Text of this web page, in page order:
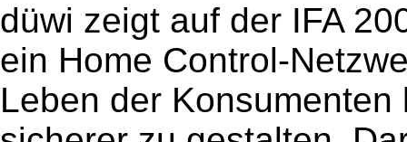
düwi zeigt auf der IFA
ein Home Control-
Leben der